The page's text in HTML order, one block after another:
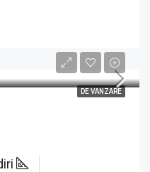
DE VANZARE